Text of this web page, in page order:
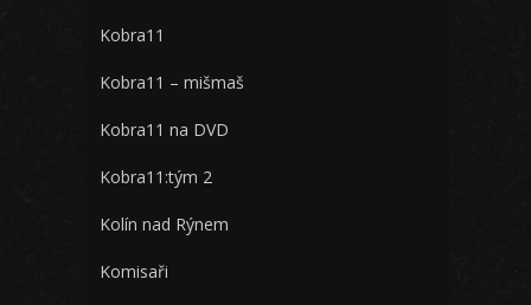
Kobra11
Kobra11 – mišmaš
Kobra11 na DVD
Kobra11:tým 2
Kolín nad Rýnem
Komisaři